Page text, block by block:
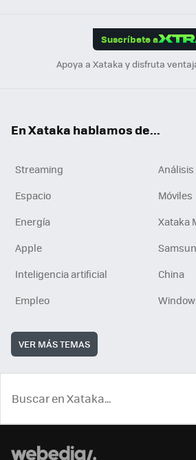
Suscríbete a
Apoya a Xataka y disfruta
En Xataka hablamos de...
Streaming
Análisis
Espacio
Móviles
Energía
Xataka
Apple
Inteligencia artificial
China
Empleo
VER MÁS TEMAS